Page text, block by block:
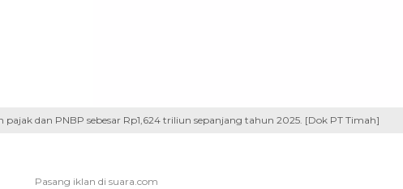
dan PNBP sebesar Rp1,624 triliun sepanjang tahun 2025. [Dok PT Timah]